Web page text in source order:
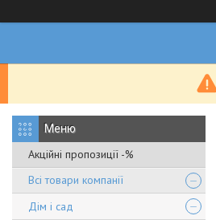
Акційні пропозиції -%
Всі товари компанії
Дім і сад